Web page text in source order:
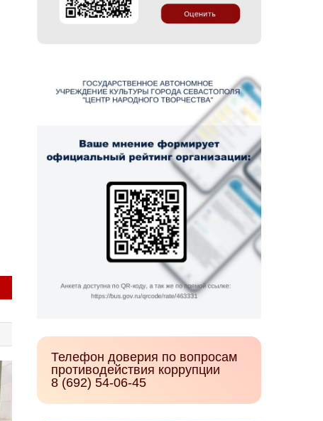
Телефон доверия по вопросам
противодействия коррупции
8 (692) 54-06-45